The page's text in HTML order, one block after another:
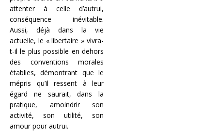
attenter à celle d’autrui,
conséquence inévitable.
Aussi, déjà dans la vie
actuelle, le « libertaire » vivra-
t-il le plus possible en dehors
des conventions morales
établies, démontrant que le
mépris qu’il ressent à leur
égard ne saurait, dans la
pratique, amoindrir son
activité, son utilité, son
amour pour autrui.